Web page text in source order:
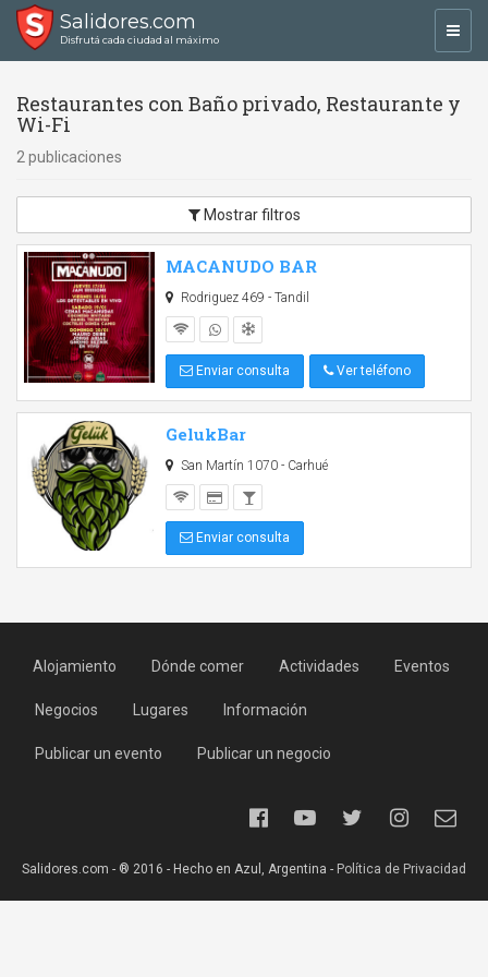
Salidores.com
Disfrutá cada ciudad al máximo
Restaurantes con Baño privado, Restaurante y
Wi-Fi
2 publicaciones
Mostrar filtros
MACANUDO BAR
Rodriguez 469 - Tandil
Enviar consulta Ver teléfono
GelukBar
San Martín 1070 - Carhué
Enviar consulta
Alojamiento Dónde comer Actividades Eventos
Negocios Lugares Información
Publicar un evento Publicar un negocio
Salidores.com - ® 2016 - Hecho en Azul, Argentina - Política de Privacidad